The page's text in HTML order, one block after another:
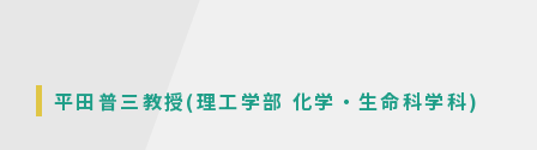
平田普三教授(理工学部 化学・生命科学科)